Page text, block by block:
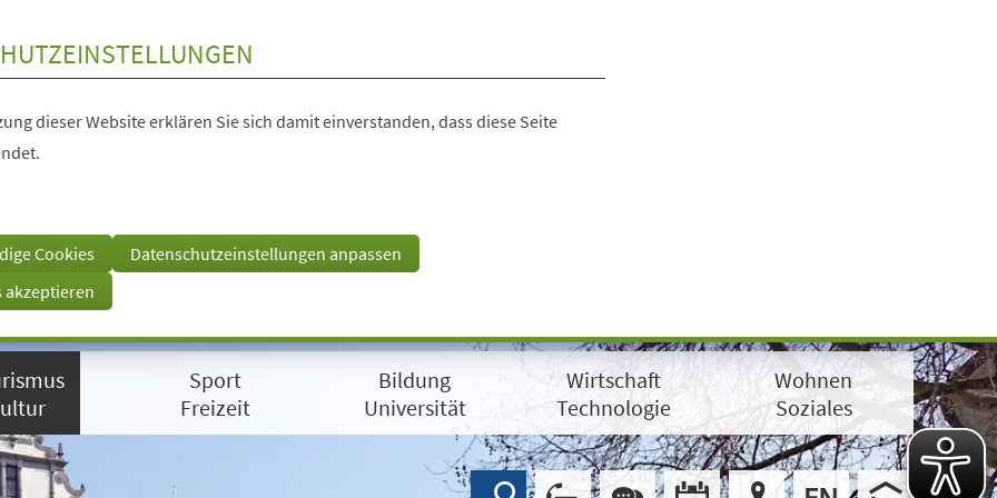
dieser Website erklären Sie sich damit einverstanden, dass diese Seite
Cookies
Datenschutzeinstellungen anpassen
akzeptieren
Sport
Freizeit
Bildung
Universität
Wirtschaft
Technologie
Wohnen
Soziales